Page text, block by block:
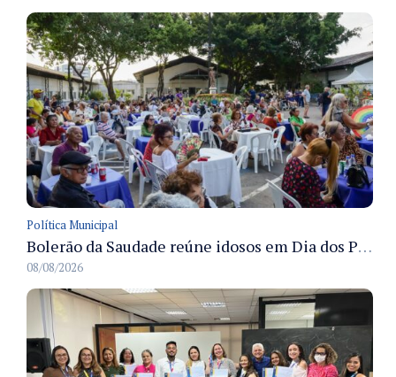
Política Municipal
Bolerão da Saudade reúne idosos em Dia dos Pais promovido pela Fundação Dr. Thomas em Manaus
08/08/2026